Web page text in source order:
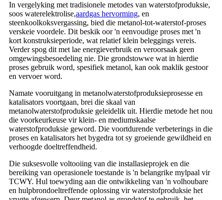
In vergelyking met tradisionele metodes van waterstofproduksie,
soos waterelektrolise,aardgas hervorming, en
steenkoolkoksvergassing, bied die metanol-tot-waterstof-proses
verskeie voordele. Dit beskik oor 'n eenvoudige proses met 'n
kort konstruksieperiode, wat relatief klein beleggings vereis.
Verder spog dit met lae energieverbruik en veroorsaak geen
omgewingsbesoedeling nie. Die grondstowwe wat in hierdie
proses gebruik word, spesifiek metanol, kan ook maklik gestoor
en vervoer word.
Namate vooruitgang in metanolwaterstofproduksieprosesse en
katalisators voortgaan, brei die skaal van
metanolwaterstofproduksie geleidelik uit. Hierdie metode het nou
die voorkeurkeuse vir klein- en mediumskaalse
waterstofproduksie geword. Die voortdurende verbeterings in die
proses en katalisators het bygedra tot sy groeiende gewildheid en
verhoogde doeltreffendheid.
Die suksesvolle voltooiing van die installasieprojek en die
bereiking van operasionele toestande is 'n belangrike mylpaal vir
TCWY. Hul toewyding aan die ontwikkeling van 'n volhoubare
en hulpbrondoeltreffende oplossing vir waterstofproduksie het